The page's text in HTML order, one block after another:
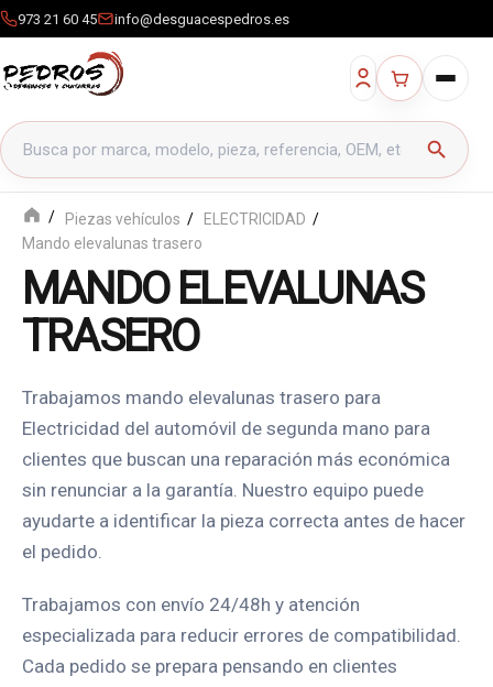
973 21 60 45 info@desguacespedros.es
Buscar productos
search
Piezas vehículos
ELECTRICIDAD
Mando elevalunas trasero
MANDO ELEVALUNAS
TRASERO
Trabajamos mando elevalunas trasero para
Electricidad del automóvil de segunda mano para
clientes que buscan una reparación más económica
sin renunciar a la garantía. Nuestro equipo puede
ayudarte a identificar la pieza correcta antes de hacer
el pedido.
Trabajamos con envío 24/48h y atención
especializada para reducir errores de compatibilidad.
Cada pedido se prepara pensando en clientes